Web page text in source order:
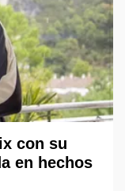
con su
en hechos